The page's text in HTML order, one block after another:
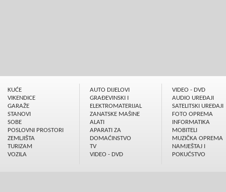
KUĆE
VIKENDICE
GARAŽE
STANOVI
SOBE
POSLOVNI PROSTORI
ZEMLJIŠTA
TURIZAM
VOZILA
AUTO DIJELOVI
GRAÐEVINSKI I
ELEKTROMATERIJAL
ZANATSKE MAŠINE
ALATI
APARATI ZA
DOMAĆINSTVO
TV
VIDEO - DVD
VIDEO - DVD
AUDIO UREÐAJI
SATELITSKI UREÐAJI
FOTO OPREMA
INFORMATIKA
MOBITELI
MUZIČKA OPREMA
NAMJEŠTAJ I
POKUĆSTVO